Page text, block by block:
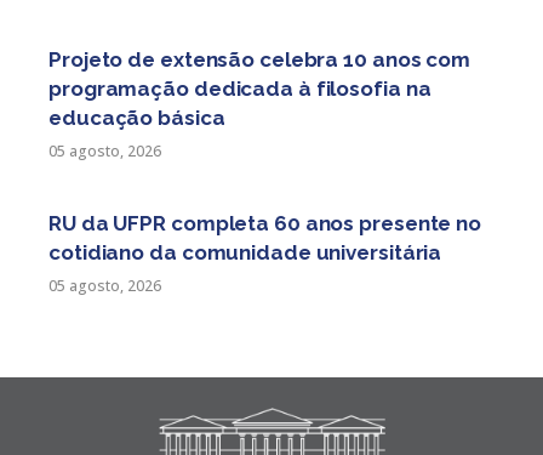
Projeto de extensão celebra 10 anos com
programação dedicada à filosofia na
educação básica
05 agosto, 2026
RU da UFPR completa 60 anos presente no
cotidiano da comunidade universitária
05 agosto, 2026